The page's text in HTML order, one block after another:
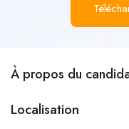
À propos du
Localisation